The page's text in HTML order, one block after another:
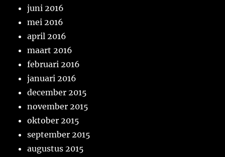
juni 2016
mei 2016
april 2016
maart 2016
februari 2016
januari 2016
december 2015
november 2015
oktober 2015
september 2015
augustus 2015